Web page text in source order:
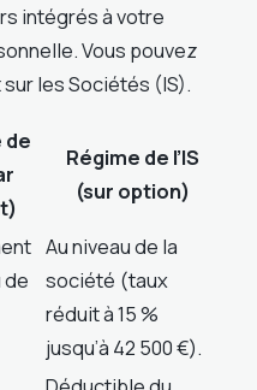
intégrés à votre
Vous pouvez
les Sociétés (IS).
de
Régime de l’IS
(sur option)
de
Au niveau de la
société (taux
réduit à 15 %
jusqu’à 42 500 €).